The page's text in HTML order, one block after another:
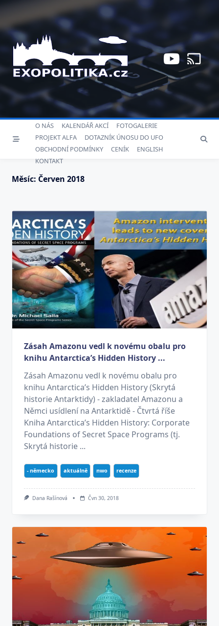
Skip
content
O NÁS KALENDÁŘ AKCÍ
FOTOGALERIE
PROJEKT ALFA
DOTAZNÍK ÚNOSU DO UFO
OBCHODNÍ PODMÍNKY
CENÍK
ENGLISH
KONTAKT
Měsíc: Červen 2018
Zásah Amazonu vedl k novému obalu pro
knihu Antarctica’s Hidden History ...
Zásah Amazonu vedl k novému obalu pro
knihu Antarctica’s Hidden History (Skrytá
historie Antarktidy) - zakladatel Amazonu a
Němci usídlení na Antarktidě - Čtvrtá říše
Kniha Antarctica’s Hidden History: Corporate
Foundations of Secret Space Programs (tj.
Skrytá historie ...
- německo aktuálně nwo recenze
Dana Rašínová Čvn 30, 2018